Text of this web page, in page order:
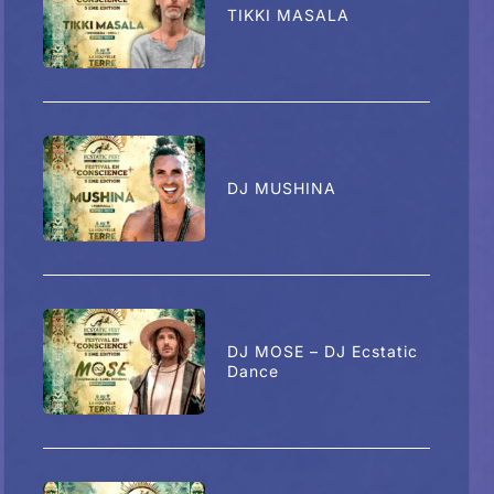
TIKKI MASALA
DJ MUSHINA
DJ MOSE – DJ Ecstatic
Dance